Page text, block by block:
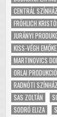
CENTRÁL SZÍNHÁZ
FRÖHLICH
JURÁNYI
KISS-VÉGH EMŐKE
MARTINOVICS
ORLAI PRODUKCIÓ
RADNÓTI SZÍNHÁZ
SAS ZOLTÁN
SODRÓ ELIZA